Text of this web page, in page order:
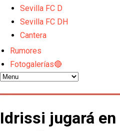
Sevilla FC D
Sevilla FC DH
Cantera
Rumores
Fotogalerías🔴
Idrissi jugará